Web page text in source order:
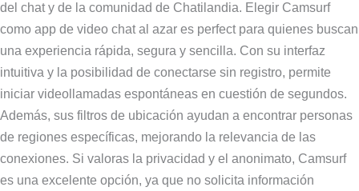
del chat y de la comunidad de Chatilandia. Elegir Camsurf
como app de video chat al azar es perfect para quienes buscan
una experiencia rápida, segura y sencilla. Con su interfaz
intuitiva y la posibilidad de conectarse sin registro, permite
iniciar videollamadas espontáneas en cuestión de segundos.
Además, sus filtros de ubicación ayudan a encontrar personas
de regiones específicas, mejorando la relevancia de las
conexiones. Si valoras la privacidad y el anonimato, Camsurf
es una excelente opción, ya que no solicita información